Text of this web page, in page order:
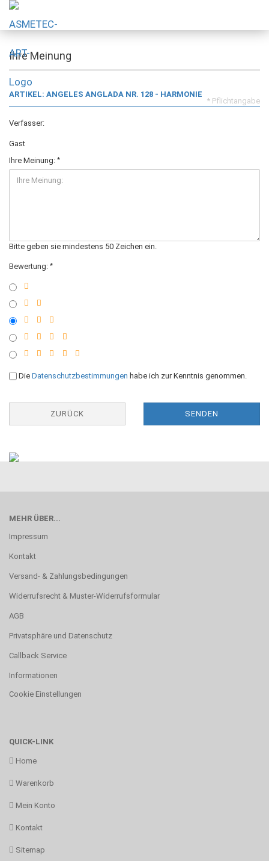
Ihre Meinung
ARTIKEL: ANGELES ANGLADA NR. 128 - HARMONIE
Verfasser:
Gast
Ihre Meinung:
Bitte geben sie mindestens 50 Zeichen ein.
Bewertung:
Die Datenschutzbestimmungen habe ich zur Kenntnis genommen.
ZURÜCK SENDEN
* Pflichtangabe
MEHR ÜBER...
Impressum
Kontakt
Versand- & Zahlungsbedingungen
Widerrufsrecht & Muster-Widerrufsformular
AGB
Privatsphäre und Datenschutz
Callback Service
Informationen
Cookie Einstellungen
QUICK-LINK
Home
Warenkorb
Mein Konto
Kontakt
Sitemap